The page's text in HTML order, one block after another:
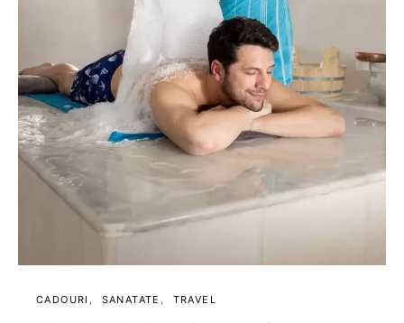
CADOURI SANATATE TRAVEL